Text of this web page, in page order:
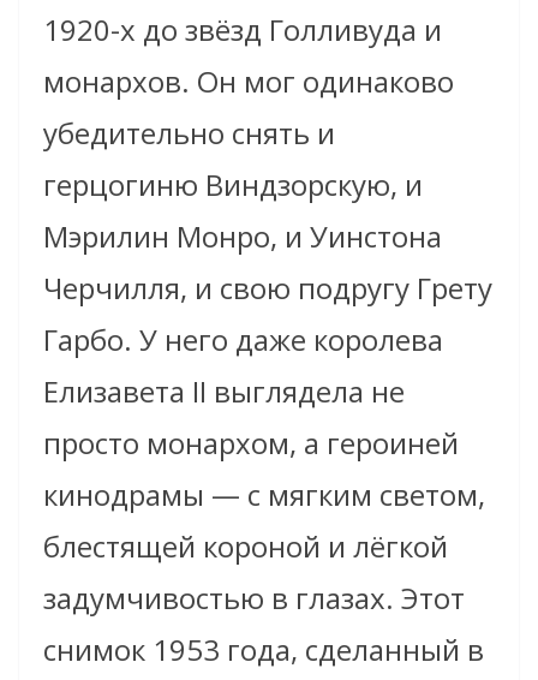
1920-х до звёзд Голливуда и
монархов. Он мог одинаково
убедительно снять и
герцогиню Виндзорскую, и
Мэрилин Монро, и Уинстона
Черчилля, и свою подругу Грету
Гарбо. У него даже королева
Елизавета II выглядела не
просто монархом, а героиней
кинодрамы — с мягким светом,
блестящей короной и лёгкой
задумчивостью в глазах. Этот
снимок 1953 года, сделанный в